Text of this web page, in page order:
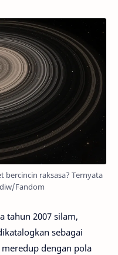
bercincin raksasa? Ternyata
Fandom
tahun 2007 silam,
sebagai
dengan pola